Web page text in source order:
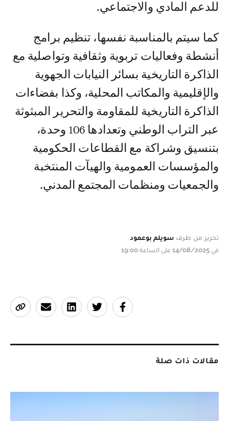
للدعم المادي والاجتماعي.
كما سيتم بالمناسبة نفسها، تنظيم برامج
أنشطة وفعاليات تربوية وثقافية وتواصلية مع
الذاكرة التاريخية بسائر النيابات الجهوية
والإقليمية والمكاتب المحلية، وكذا بفضاءات
الذاكرة التاريخية للمقاومة والتحرير المبثوثة
عبر التراب الوطني وتعدادها 106 وحدة،
بتنسيق وشراكة مع القطاعات الحكومية
والمؤسسات العمومية والهيآت المنتخبة
والجمعيات ومنظمات المجتمع المدني.
تحرير من طرف سويلم بوعمود
في 14/08/2025 على الساعة 19:00
مقالات ذات صلة